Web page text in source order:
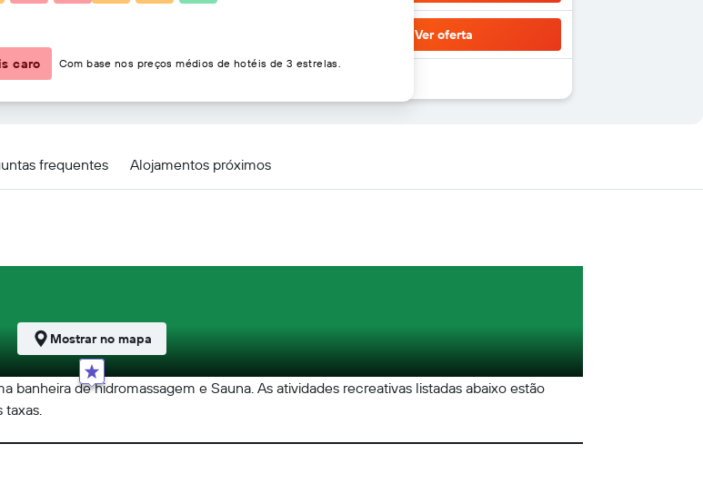
Ver oferta
frequentes Alojamentos próximos
de hidromassagem e Sauna. As atividades recreativas listadas abaixo estão
taxas.
Mostrar no mapa
caro Com base nos preços médios de hotéis de 3 estrelas.